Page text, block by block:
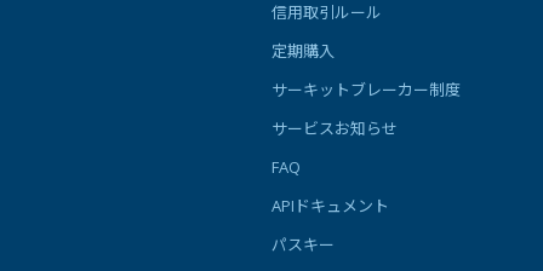
信用取引ルール
定期購入
サーキットブレーカー制度
サービスお知らせ
FAQ
APIドキュメント
パスキー